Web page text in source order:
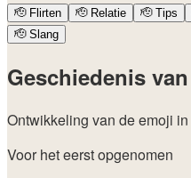
🫡Flirten 🫡Relatie 🫡Tips
🫡Slang
Geschiedenis
Ontwikkeling van de emoji
Voor het eerst opgenomen